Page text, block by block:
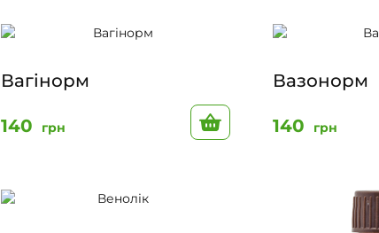
Вагінорм
140 грн До кошику
Вазонорм
140 грн